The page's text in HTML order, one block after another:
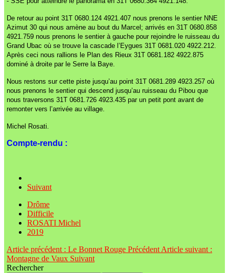
De retour au point 31T 0680.124 4921.407 nous prenons le sentier NNE
Azimut 30 qui nous amène au bout du Marcel; arrivés en 31T 0680.858
4921.759 nous prenons le sentier à gauche pour rejoindre le ruisseau du
Grand Ubac où se trouve la cascade l’Eygues 31T 0681.020 4922.212.
Après ceci nous rallions le Plan des Rieux 31T 0681.182 4922.875
dominé à droite par le Serre la Baye.
Nous restons sur cette piste jusqu’au point 31T 0681.289 4923.257 où
nous prenons le sentier qui descend jusqu’au ruisseau du Pibou que
nous traversons 31T 0681.726 4923.435 par un petit pont avant de
remonter vers l’arrivée au village.
Michel Rosati.
Compte-rendu :
Suivant
Drôme
Difficile
ROSATI Michel
2019
Article précédent : Le Bonnet Rouge Précédent Article suivant :
Montagne de Vaux Suivant
Rechercher